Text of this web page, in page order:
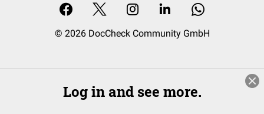
© 2026 DocCheck Community GmbH
Log in and see more.